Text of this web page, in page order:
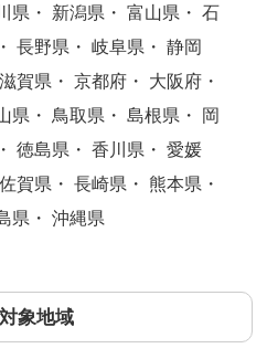
県・ 新潟県・ 富山県・ 石
長野県・ 岐阜県・ 静岡
賀県・ 京都府・ 大阪府・
県・ 鳥取県・ 島根県・ 岡
徳島県・ 香川県・ 愛媛
賀県・ 長崎県・ 熊本県・
県・ 沖縄県
象地域